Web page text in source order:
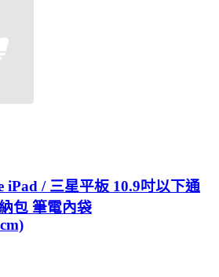
iPad / 三星平板 10.9吋以下通
包 筆電內袋